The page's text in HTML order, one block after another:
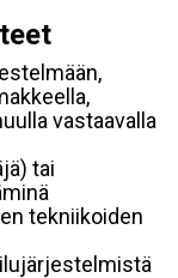
vastaavalla
tai
tekniikoiden